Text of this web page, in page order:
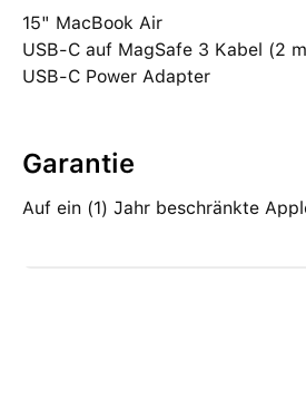
15" MacBook Air
USB‑C auf MagSafe 3 Kabel (2
USB‑C Power Adapter
Garantie
Auf ein (1) Jahr beschränkte